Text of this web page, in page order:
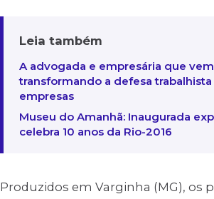
Leia também
A advogada e empresária que vem
transformando a defesa trabalhista
empresas
Museu do Amanhã: Inaugurada
celebra 10 anos da Rio-2016
Produzidos em Varginha (MG), os